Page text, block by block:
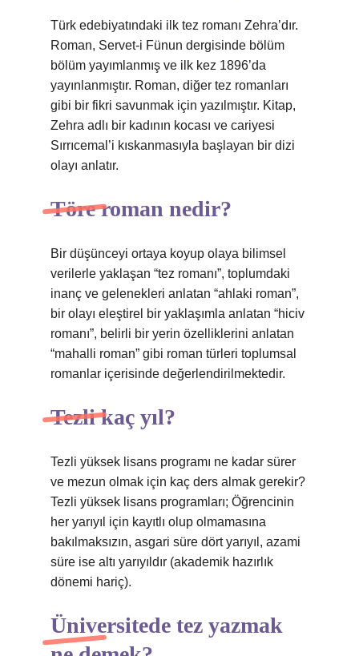
Türk edebiyatındaki ilk tez romanı Zehra’dır.
Roman, Servet-i Fünun dergisinde bölüm
bölüm yayımlanmış ve ilk kez 1896’da
yayınlanmıştır. Roman, diğer tez romanları
gibi bir fikri savunmak için yazılmıştır. Kitap,
Zehra adlı bir kadının kocası ve cariyesi
Sırrıcemal’i kıskanmasıyla başlayan bir dizi
olayı anlatır.
Töre roman nedir?
Bir düşünceyi ortaya koyup olaya bilimsel
verilerle yaklaşan “tez romanı”, toplumdaki
inanç ve gelenekleri anlatan “ahlaki roman”,
bir olayı eleştirel bir yaklaşımla anlatan “hiciv
romanı”, belirli bir yerin özelliklerini anlatan
“mahalli roman” gibi roman türleri toplumsal
romanlar içerisinde değerlendirilmektedir.
Tezli kaç yıl?
Tezli yüksek lisans programı ne kadar sürer
ve mezun olmak için kaç ders almak gerekir?
Tezli yüksek lisans programları; Öğrencinin
her yarıyıl için kayıtlı olup olmamasına
bakılmaksızın, asgari süre dört yarıyıl, azami
süre ise altı yarıyıldır (akademik hazırlık
dönemi hariç).
Üniversitede tez yazmak